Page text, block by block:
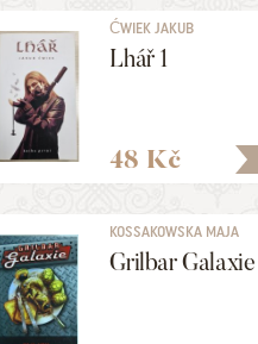
ĆWIEK JAKUB
Lhář 1
48 Kč
KOSSAKOWSKA MAJA
LIDIA
Grilbar Galaxie